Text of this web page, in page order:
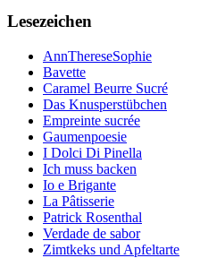
Lesezeichen
AnnThereseSophie
Bavette
Caramel Beurre Sucré
Das Knusperstübchen
Empreinte sucrée
Gaumenpoesie
I Dolci Di Pinella
Ich muss backen
Io e Brigante
La Pâtisserie
Patrick Rosenthal
Verdade de sabor
Zimtkeks und Apfeltarte